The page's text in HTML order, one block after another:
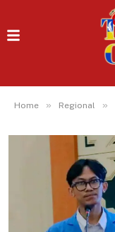
Home » Regional »